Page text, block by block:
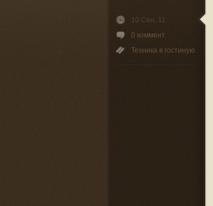
10 Сен, 11
0 коммент.
Техника в гостиную